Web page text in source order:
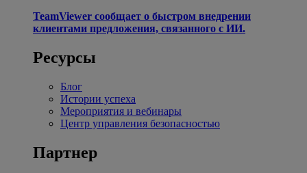
TeamViewer сообщает о быстром внедрении
клиентами предложения, связанного с ИИ.
Ресурсы
Блог
Истории успеха
Мероприятия и вебинары
Центр управления безопасностью
Партнер